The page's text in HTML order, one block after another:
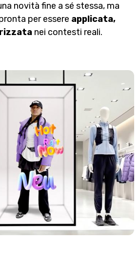
novità fine a sé stessa, ma
per essere applicata,
nei contesti reali.